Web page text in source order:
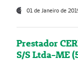
01 de Janeiro de
Prestador
S/S Ltda-ME